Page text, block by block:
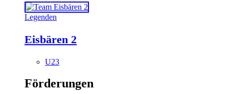
Legenden
Eisbären 2
U23
Förderungen